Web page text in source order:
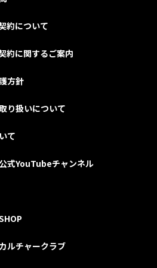
約について
約に関するご案内
方針
り扱いについて
て
式YouTubeチャンネル
ルチャークラブ